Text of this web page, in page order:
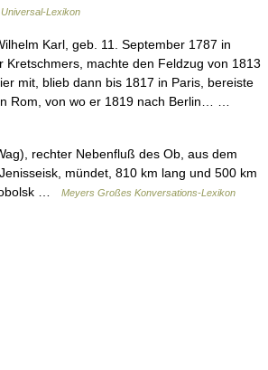
Lexikon
Karl, geb. 11. September 1787 in
Kretschmers, machte den Feldzug von 1813
mit, blieb dann bis 1817 in Paris, bereiste
Rom, von wo er 1819 nach Berlin… …
rechter Nebenfluß des Ob, aus dem
mündet, 810 km lang und 500 km
…
Meyers Großes Konversations-Lexikon